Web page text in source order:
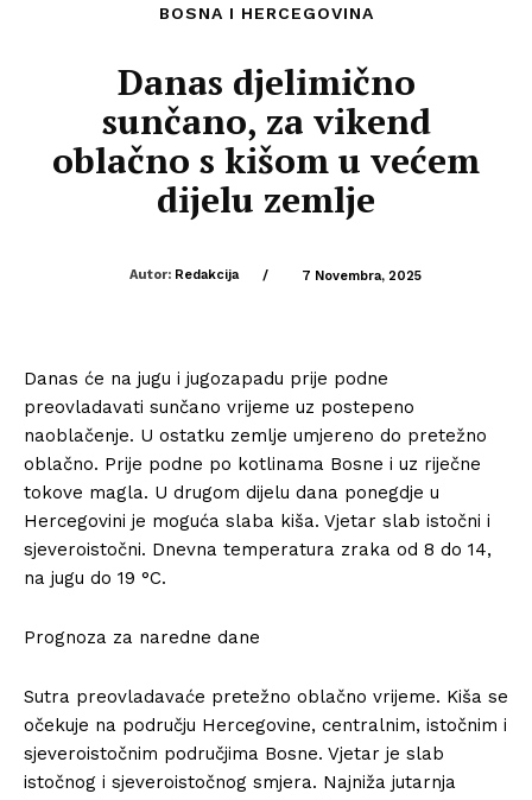
BOSNA I HERCEGOVINA
Danas djelimično
sunčano, za vikend
oblačno s kišom u većem
dijelu zemlje
Autor: Redakcija / 7 Novembra, 2025
Danas će na jugu i jugozapadu prije podne
preovladavati sunčano vrijeme uz postepeno
naoblačenje. U ostatku zemlje umjereno do pretežno
oblačno. Prije podne po kotlinama Bosne i uz riječne
tokove magla. U drugom dijelu dana ponegdje u
Hercegovini je moguća slaba kiša. Vjetar slab istočni i
sjeveroistočni. Dnevna temperatura zraka od 8 do 14,
na jugu do 19 °C.
Prognoza za naredne dane
Sutra preovladavaće pretežno oblačno vrijeme. Kiša se
očekuje na području Hercegovine, centralnim, istočnim i
sjeveroistočnim područjima Bosne. Vjetar je slab
istočnog i sjeveroistočnog smjera. Najniža jutarnja